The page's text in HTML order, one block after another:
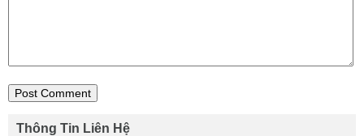
Thông Tin Liên Hệ